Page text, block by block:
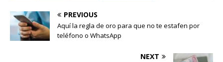
PREVIOUS
Aquí la regla de oro para que no te estafen por
teléfono o WhatsApp
NEXT